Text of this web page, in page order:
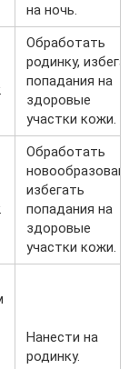
на ночь.
Обработать
родинку,
попадания на
здоровые
участки кожи.
Обработать
избегать
попадания на
здоровые
участки кожи.
Нанести на
родинку.